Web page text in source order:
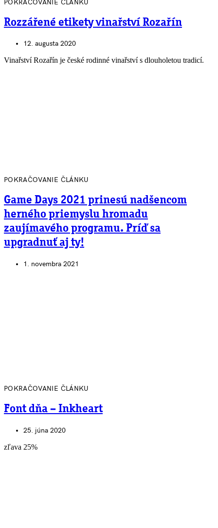
POKRAČOVANIE ČLÁNKU
Rozzářené etikety vinařství Rozařín
12. augusta 2020
Vinařství Rozařín je české rodinné vinařství s dlouholetou tradicí.
POKRAČOVANIE ČLÁNKU
Game Days 2021 prinesú nadšencom
herného priemyslu hromadu
zaujímavého programu. Príď sa
upgradnuť aj ty!
1. novembra 2021
POKRAČOVANIE ČLÁNKU
Font dňa – Inkheart
25. júna 2020
zľava 25%